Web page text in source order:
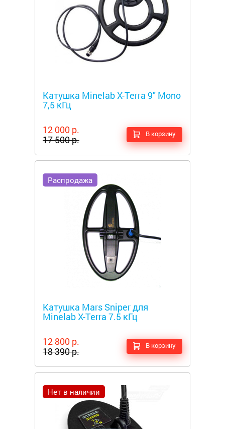
Катушка Minelab X-Terra 9" Mono
7,5 кГц
12 000 р.
17 500 р.
В корзину
Распродажа
Катушка Mars Sniper для
Minelab X-Terra 7.5 кГц
12 800 р.
18 390 р.
В корзину
Нет в наличии